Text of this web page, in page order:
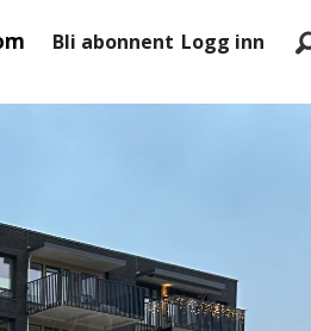
Bli abonnent Logg inn